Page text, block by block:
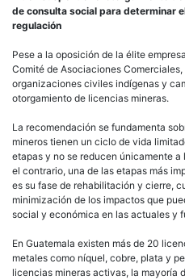
de consulta social para determinar
regulación
Pese a la oposición de la élite
Comité de Asociaciones
organizaciones civiles indígenas y
otorgamiento de licencias mineras.
La recomendación se fundamenta
mineros tienen un ciclo de vida
etapas y no se reducen únicamente
el contrario, una de las etapas más
es su fase de rehabilitación y cierre,
minimización de los impactos que
social y económica en las actuales y
En Guatemala existen más de 20
metales como níquel, cobre, plata y
licencias mineras activas, la mayoría